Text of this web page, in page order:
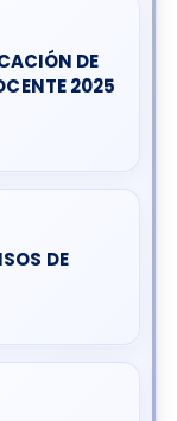
DE
2025
DE